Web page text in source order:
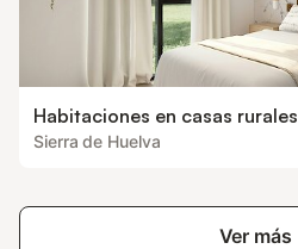
Habitaciones en casas rurales
Sierra de Huelva
Ver más